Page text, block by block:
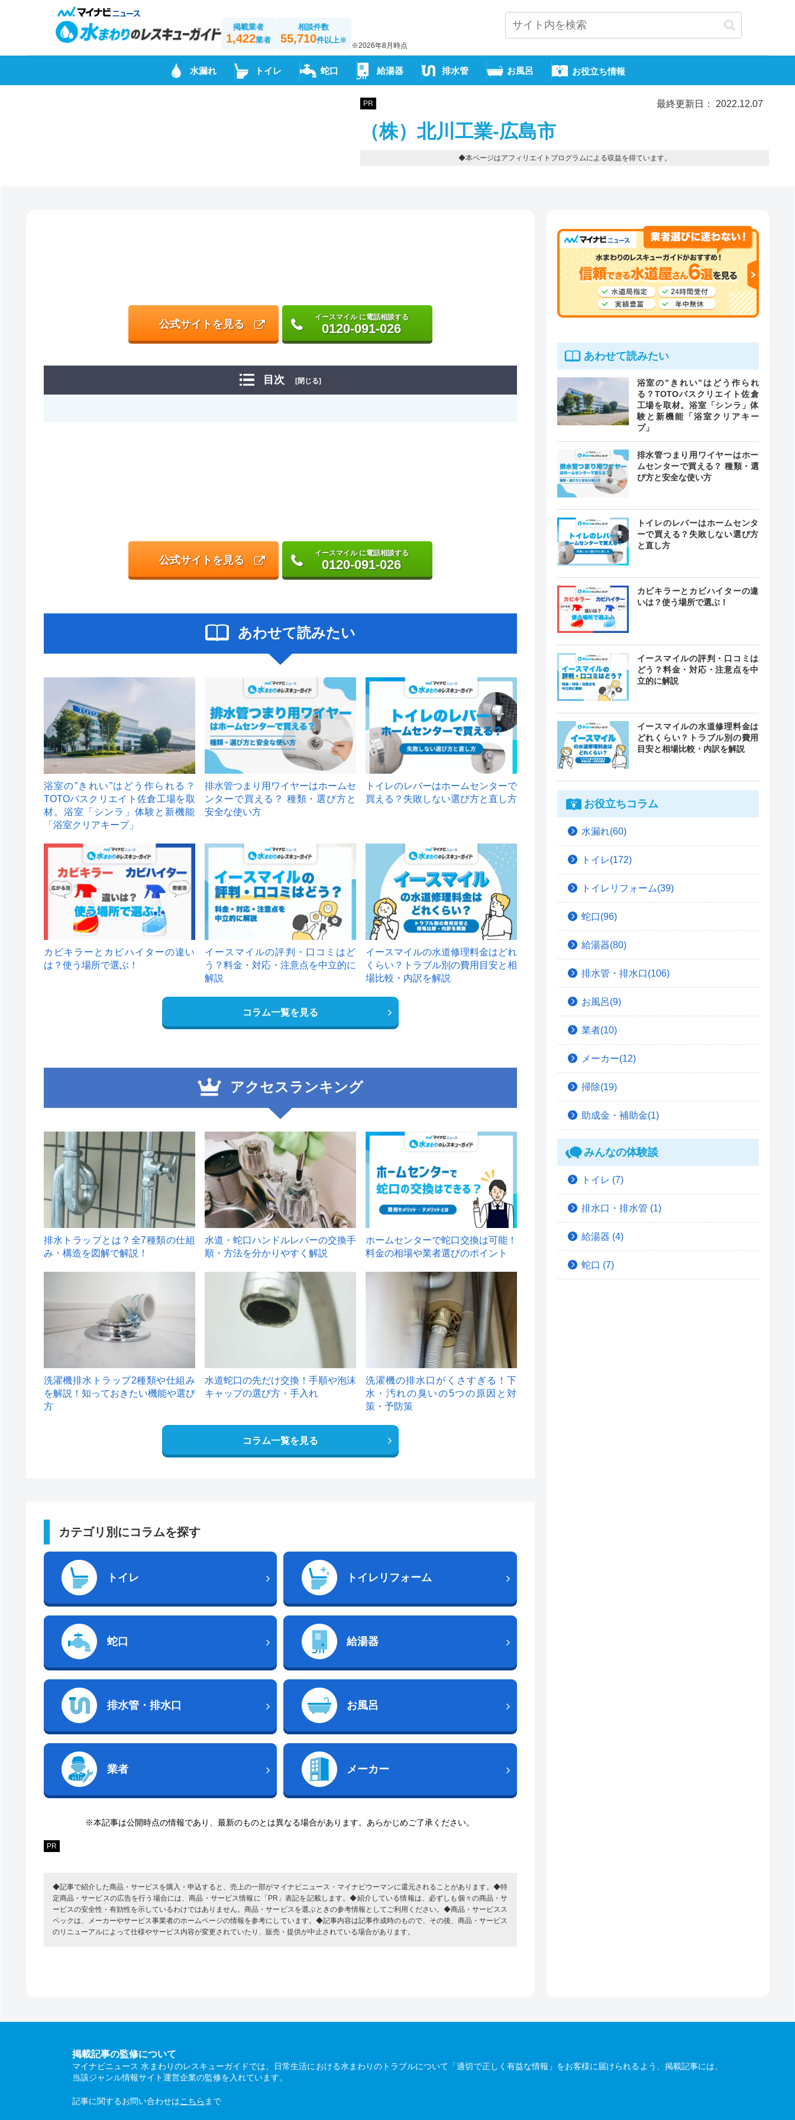
掲載業者
1,422業者
相談件数
55,710件以上※
※2026年8月時点
水漏れ トイレ 蛇口 給湯器 排水管 お風呂 お役立ち情報
PR 最終更新日： 2022.12.07
（株）北川工業-広島市
◆本ページはアフィリエイトプログラムによる収益を得ています。
公式サイトを見る
イースマイル に電話相談する
0120-091-026
目次 [閉じる]
公式サイトを見る
イースマイル に電話相談する
0120-091-026
あわせて読みたい
浴室の”きれい”はどう作られる？
TOTOバスクリエイト佐倉工場を取
材。浴室「シンラ」体験と新機能
「浴室クリアキープ」
排水管つまり用ワイヤーはホームセ
ンターで買える？ 種類・選び方と
安全な使い方
トイレのレバーはホームセンターで
買える？失敗しない選び方と直し方
カビキラーとカビハイターの違い
は？使う場所で選ぶ！
イースマイルの評判・口コミはど
う？料金・対応・注意点を中立的に
解説
イースマイルの水道修理料金はどれ
くらい？トラブル別の費用目安と相
場比較・内訳を解説
コラム一覧を見る
アクセスランキング
1
排水トラップとは？全7種類の仕組
み・構造を図解で解説！
2
水道・蛇口ハンドルレバーの交換手
順・方法を分かりやすく解説
ホームセンターで蛇口交換は可能！
料金の相場や業者選びのポイント
洗濯機排水トラップ2種類や仕組み
を解説！知っておきたい機能や選び
方
水道蛇口の先だけ交換！手順や泡沫
キャップの選び方・手入れ
洗濯機の排水口がくさすぎる！下
水・汚れの臭いの5つの原因と対
策・予防策
コラム一覧を見る
カテゴリ別にコラムを探す
トイレ トイレリフォーム
蛇口 給湯器
排水管・排水口 お風呂
業者 メーカー
※本記事は公開時点の情報であり、最新のものとは異なる場合があります。あらかじめご了承ください。
PR
◆記事で紹介した商品・サービスを購入・申込すると、売上の一部がマイナビニュース・マイナビウーマンに還元されることがあります。◆特
定商品・サービスの広告を行う場合には、商品・サービス情報に「PR」表記を記載します。◆紹介している情報は、必ずしも個々の商品・サ
ービスの安全性・有効性を示しているわけではありません。商品・サービスを選ぶときの参考情報としてご利用ください。◆商品・サービスス
ペックは、メーカーやサービス事業者のホームページの情報を参考にしています。◆記事内容は記事作成時のもので、その後、商品・サービス
のリニューアルによって仕様やサービス内容が変更されていたり、販売・提供が中止されている場合があります。
あわせて読みたい
浴室の”きれい”はどう作られ
る？TOTOバスクリエイト佐倉
工場を取材。浴室「シンラ」体
験と新機能「浴室クリアキー
プ」
排水管つまり用ワイヤーはホー
ムセンターで買える？ 種類・選
び方と安全な使い方
トイレのレバーはホームセンタ
ーで買える？失敗しない選び方
と直し方
カビキラーとカビハイターの違
いは？使う場所で選ぶ！
イースマイルの評判・口コミは
どう？料金・対応・注意点を中
立的に解説
イースマイルの水道修理料金は
どれくらい？トラブル別の費用
目安と相場比較・内訳を解説
お役立ちコラム
水漏れ(60)
トイレ(172)
トイレリフォーム(39)
蛇口(96)
給湯器(80)
排水管・排水口(106)
お風呂(9)
業者(10)
メーカー(12)
掃除(19)
助成金・補助金(1)
みんなの体験談
トイレ (7)
排水口・排水管 (1)
給湯器 (4)
蛇口 (7)
掲載記事の監修について
マイナビニュース 水まわりのレスキューガイドでは、日常生活における水まわりのトラブルについて「適切で正しく有益な情報」をお客様に届けられるよう、掲載記事には、
当該ジャンル情報サイト運営企業の監修を入れています。
記事に関するお問い合わせはこちら まで